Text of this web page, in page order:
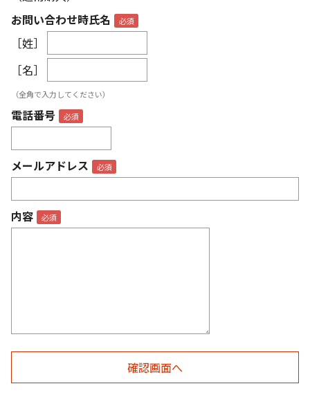
お問い合わせ時氏名
［姓］
［名］
（全角で入力してください）
電話番号
メールアドレス
内容